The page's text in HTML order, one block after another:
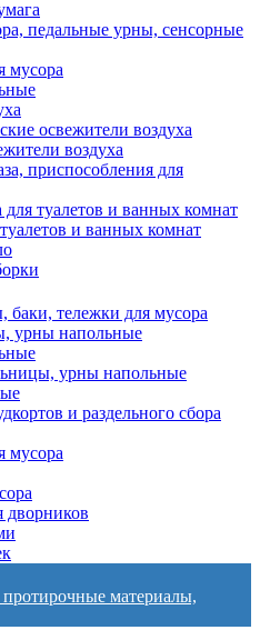
педальные урны, сенсорные
мусора
освежители воздуха
воздуха
приспособления для
туалетов и ванных комнат
и ванных комнат
тележки для мусора
урны напольные
урны напольные
и раздельного сбора
мусора
дворников
материалы,